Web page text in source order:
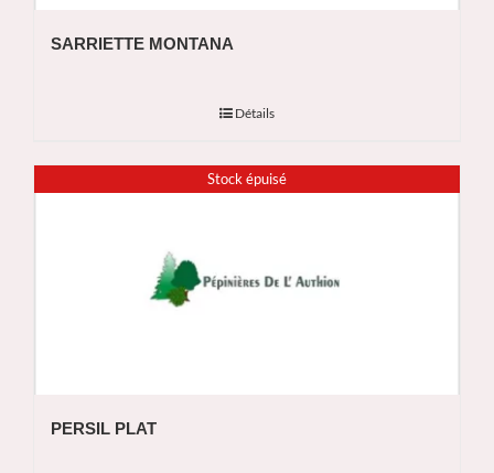
SARRIETTE MONTANA
Détails
Stock épuisé
PERSIL PLAT